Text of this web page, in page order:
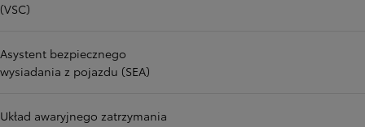
(VSC)
Asystent bezpiecznego
wysiadania z pojazdu (SEA)
Układ awaryjnego zatrzymania